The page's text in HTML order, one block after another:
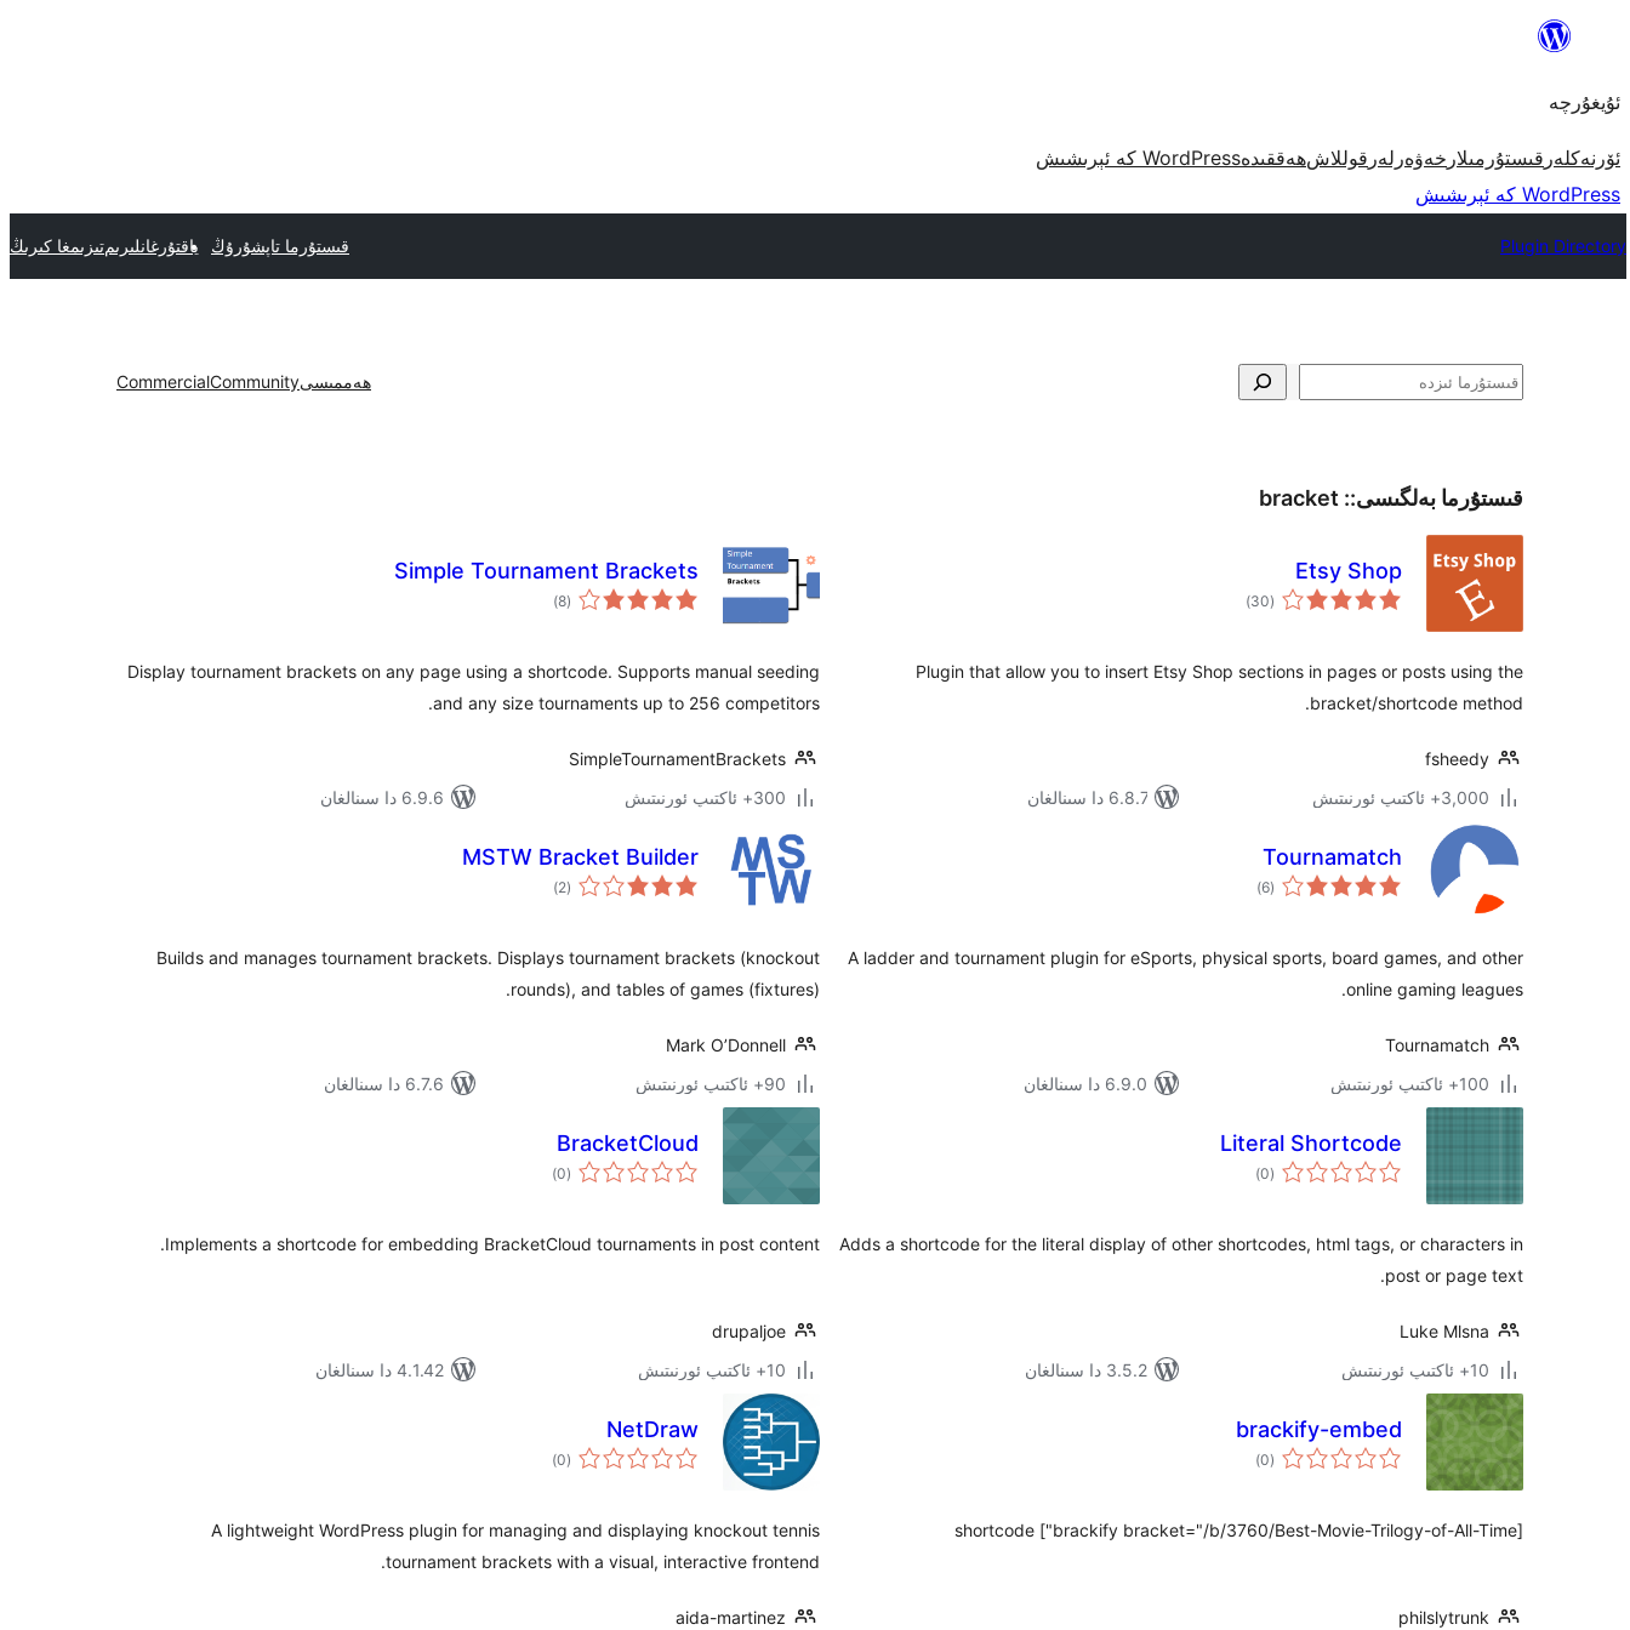
مەزمۇنغا
ئۇيغۇرچە
ئۆرنەكلەر قىستۇرمىلار خەۋەرلەر قوللاشھەققىدەWordPress كە ئېرىشىش
WordPress كە ئېرىشىش
Plugin Directory قىستۇرما تاپشۇرۇڭ ياقتۇرغانلىرىمتىزىمغا كىرىڭ
ئىزدە ھەممىسىCommunity
Commercial
قىستۇرما بەلگىسى:: bracket
Etsy Shop
(30
ئومۇمىي
دەرىجە)
Plugin that allow you to insert Etsy Shop sections in pages or posts using the
bracket/shortcode method.
fsheedy
3,000+ ئاكتىپ ئورنىتىش
6.8.7 دا سىنالغان
Simple Tournament Brackets
(8 ئومۇمىي
دەرىجە
)
Display tournament brackets on any page using a shortcode. Supports manual seeding
and any size tournaments up to 256 competitors.
SimpleTournamentBrackets
300+ ئاكتىپ ئورنىتىش
6.9.6 دا سىنالغان
Tournamatch
(6 ئومۇمىي
دەرىجە
)
A ladder and tournament plugin for eSports, physical sports, board games, and other
online gaming leagues.
Tournamatch
100+ ئاكتىپ ئورنىتىش
6.9.0 دا سىنالغان
MSTW Bracket Builder
(2 ئومۇمىي
دەرىجە)
Builds and manages tournament brackets. Displays tournament brackets (knockout
rounds), and tables of games (fixtures).
Mark O’Donnell
90+ ئاكتىپ ئورنىتىش
6.7.6 دا سىنالغان
Literal Shortcode
(0 ئومۇمىي
دەرىجە
)
Adds a shortcode for the literal display of other shortcodes, html tags, or characters in
post or page text.
Luke Mlsna
10+ ئاكتىپ ئورنىتىش
3.5.2 دا سىنالغان
BracketCloud
(0 ئومۇمىي
دەرىجە
)
Implements a shortcode for embedding BracketCloud tournaments in post content.
drupaljoe
10+ ئاكتىپ ئورنىتىش
4.1.42 دا سىنالغان
brackify-embed
(0 ئومۇمىي
دەرىجە
)
[brackify bracket="/b/3760/Best-Movie-Trilogy-of-All-Time"] shortcode
philslytrunk
NetDraw
(0 ئومۇمىي
دەرىجە
)
A lightweight WordPress plugin for managing and displaying knockout tennis
tournament brackets with a visual, interactive frontend.
aida-martinez